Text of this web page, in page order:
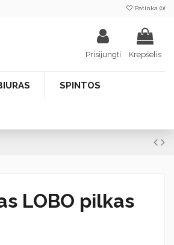
Patinka (0)
Prisijungti Krepšelis
SPINTOS
LOBO pilkas